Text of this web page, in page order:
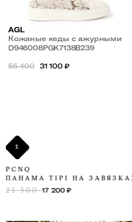
AGL
Кожаные кеды с ажурными
вставками
D946008PGK7138B239
55 400 31 100 ₽
1
PCNQ
ПАНАМА TIPI НА
21 50017 200₽